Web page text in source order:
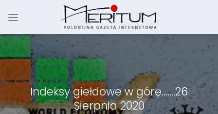
Indeksy giełdowe w górę…….26
Sierpnia 2020